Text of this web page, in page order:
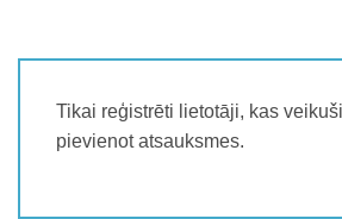
Tikai reģistrēti lietotāji, kas
pievienot atsauksmes.